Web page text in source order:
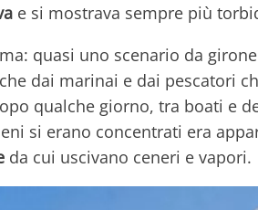
e si mostrava sempre più
quasi uno scenario da girone
dai marinai e dai pescatori
qualche giorno, tra boati e
si erano concentrati era
da cui uscivano ceneri e vapori.